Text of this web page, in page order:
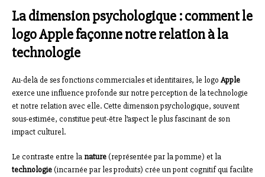
La dimension psychologique : comment le
logo Apple façonne notre relation à la
technologie
Au-delà de ses fonctions commerciales et identitaires, le logo Apple
exerce une influence profonde sur notre perception de la technologie
et notre relation avec elle. Cette dimension psychologique, souvent
sous-estimée, constitue peut-être l’aspect le plus fascinant de son
impact culturel.
Le contraste entre la nature(représentée par la pomme) et la
technologie(incarnée par les produits) crée un pont cognitif qui facilite